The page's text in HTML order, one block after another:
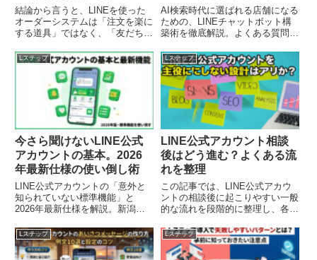
を自動化する方法
結論から言うと、LINEを使った
オーダーシステムは「注文を楽に
する道具」ではなく、「友だちが
が自動化される仕組み」です。本
記事では、注文の不便さという身
近な課題が、どう「友だち追加」
と「リピート売上」に直結するの
かを、現場目線で論理的に解説し
構築術｜問い合わせ対応を
24時間自動化して成約率を
上げる具体策
AI検索時代に選ばれる店舗になる
ための、LINEチャットボット構
築術を徹底解説。よくある質問の
断型提案チャットボットの作り方
まで、Lステップを活用した具体
的な方法と失敗しないポイントを
お伝えします。
Lステップ
今さら聞けないLINE公式
アカウントの基本。2026
年最新仕様の使い倒し術
LINE公式アカウントの「意外と
知られていない標準機能」と
2026年最新仕様を解説。新潟の
成果を出す活用法を、専門家集団
studio-THが具体的にご紹介しま
す。
Lステップ
LINE公式アカウント相談
後はどう進む？よくある流
れを整理
この記事では、LINE公式アカウ
ントの相談後に起こりやすい一般
的な流れを段階的に整理し、各段
説します。
Lステップ Lステップ